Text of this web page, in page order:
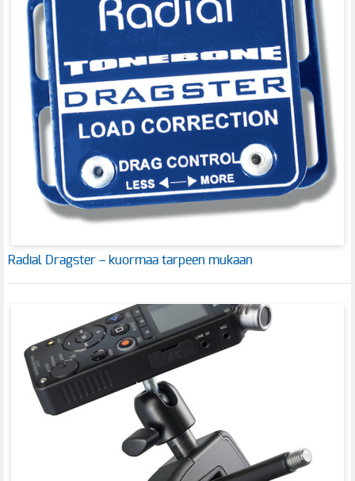
Radial Dragster – kuormaa tarpeen mukaan